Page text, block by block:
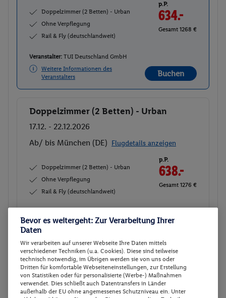
Doppelzimmer (2 Betten) - Urban
Ohne Verpflegung
Rail & Fly (deutschlandweit)
p.P.
634.-
Gesamt 1268 €
Veranstalter: TUI Deutschland GmbH
Weitere Informationen des
Veranstalters
Buchen
Buchen
Doppelzimmer (2 Betten) - Urban
17.12. - 22.12.2026
Ab/ bis München (DE) Flugdetails anzeigen
Doppelzimmer (2 Betten) - Urban
Ohne Verpflegung
Rail & Fly (deutschlandweit)
p.P.
638.-
Gesamt 1276 €
Weitere Informationen des
Buchen
Doppelzimmer (2 Betten) - Urban
18.12. - 23.12.2026
Bevor es weitergeht: Zur Verarbeitung Ihrer
Daten
Wir verarbeiten auf unserer Webseite Ihre Daten mittels
verschiedener Techniken (u.a. Cookies). Diese sind teilweise
technisch notwendig, im Übrigen werden sie von uns oder
Dritten für komfortable Webseiteneinstellungen, zur Erstellung
von Statistiken oder für personalisierte (Werbe-) Maßnahmen
verwendet. Dies schließt auch Datentransfers in Länder
außerhalb der EU ohne angemessenes Schutzniveau ein. Unter